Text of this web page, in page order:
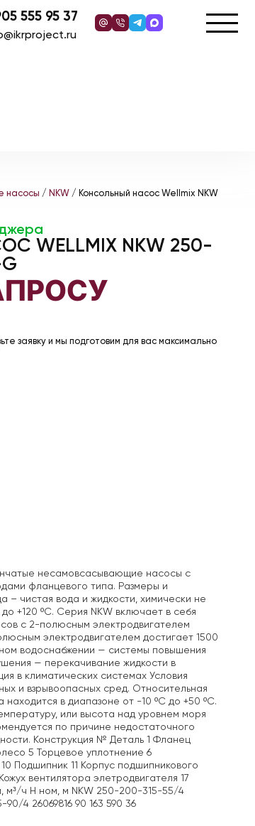
555 95 37
насосы / NKW / Консольный насос Wellmix NKW
WELLMIX NKW 250-
заявку и мы подготовим для вас максимально
несамовсасывающие насосы с
фланцевого типа. Размеры и
– чистая вода и жидкости, химически не
+120 ºС. Серия NKW включает в себя
с 2-полюсным электродвигателем
электродвигателем достигает 1500
водоснабжении — системы повышения
— перекачивание жидкости в
в климатических системах Условия
и взрывоопасных сред. Относительная
в диапазоне от -10 ºС до +50 ºС.
или высота над уровнем моря
по причине недостаточного
Конструкция № Деталь 1 Фланец
5 Торцевое уплотнение 6
Подшипник 11 Корпус подшипникового
вентилятора элетродвигателя 17
м³/ч H ном, м NKW 250-200-315-55/4
4 26069816 90 163 590 36